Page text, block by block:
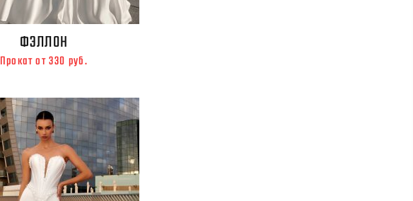
ФЭЛЛОН
Прокат от 330 руб.